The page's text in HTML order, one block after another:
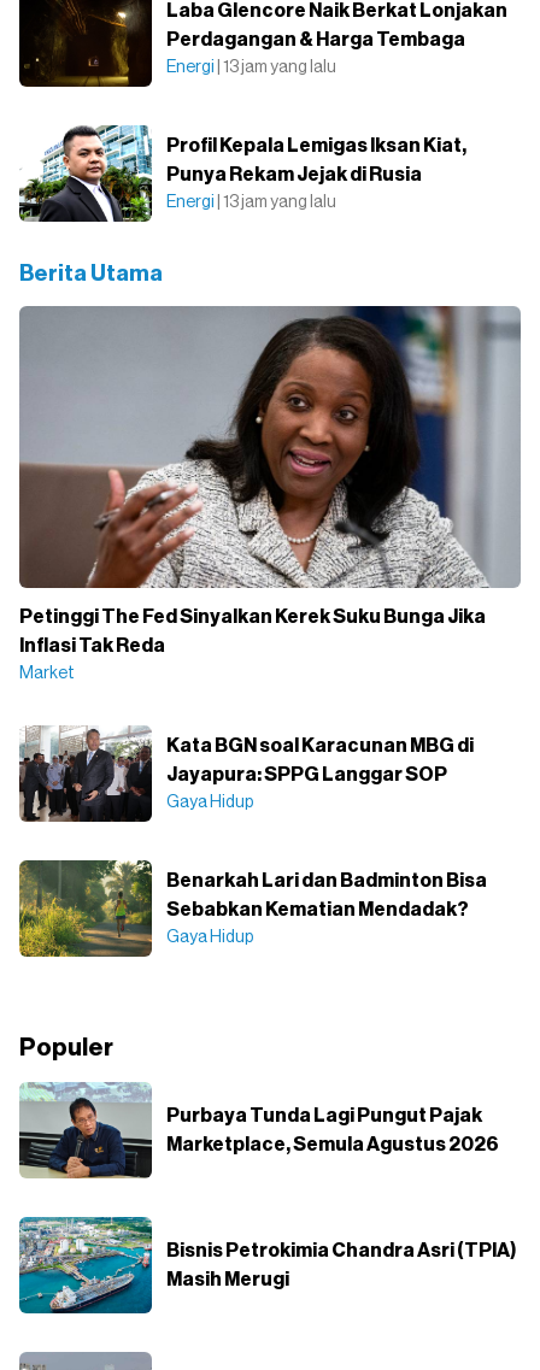
Laba Glencore Naik Berkat Lonjakan
Perdagangan & Harga Tembaga
Energi | 13 jam yang lalu
Profil Kepala Lemigas Iksan Kiat,
Punya Rekam Jejak di Rusia
Energi | 13 jam yang lalu
Berita Utama
Petinggi The Fed Sinyalkan Kerek Suku Bunga Jika
Inflasi Tak Reda
Market
Kata BGN soal Karacunan MBG di
Jayapura: SPPG Langgar SOP
Gaya Hidup
Benarkah Lari dan Badminton Bisa
Sebabkan Kematian Mendadak?
Gaya Hidup
Populer
Purbaya Tunda Lagi Pungut Pajak
Marketplace, Semula Agustus 2026
Bisnis Petrokimia Chandra Asri (TPIA)
Masih Merugi